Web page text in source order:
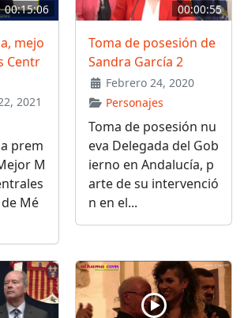
00:15:06
mejo
Centr
2021
prem
M
Mé
00:00:55
Toma de posesión de
Sandra García 2
Febrero 24, 2020
Personajes
Toma de posesión nu
eva Delegada del Gob
ierno en Andalucía, p
arte de su intervenció
n en el...